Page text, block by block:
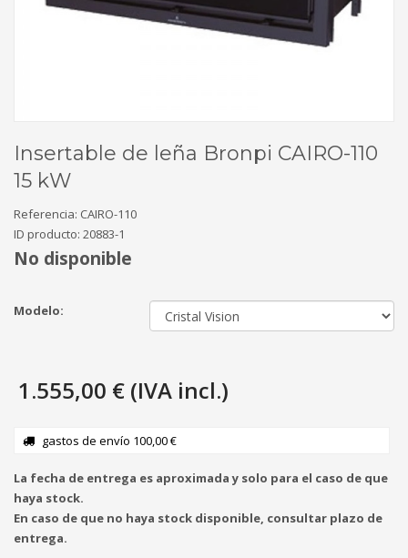
Insertable de leña Bronpi CAIRO-110
15 kW
Referencia: CAIRO-110
ID producto: 20883-1
No disponible
Modelo:
1.555,00 € (IVA incl.)
gastos de envío 100,00 €
La fecha de entrega es aproximada y solo para el caso de que
haya stock.
En caso de que no haya stock disponible, consultar plazo de
entrega.